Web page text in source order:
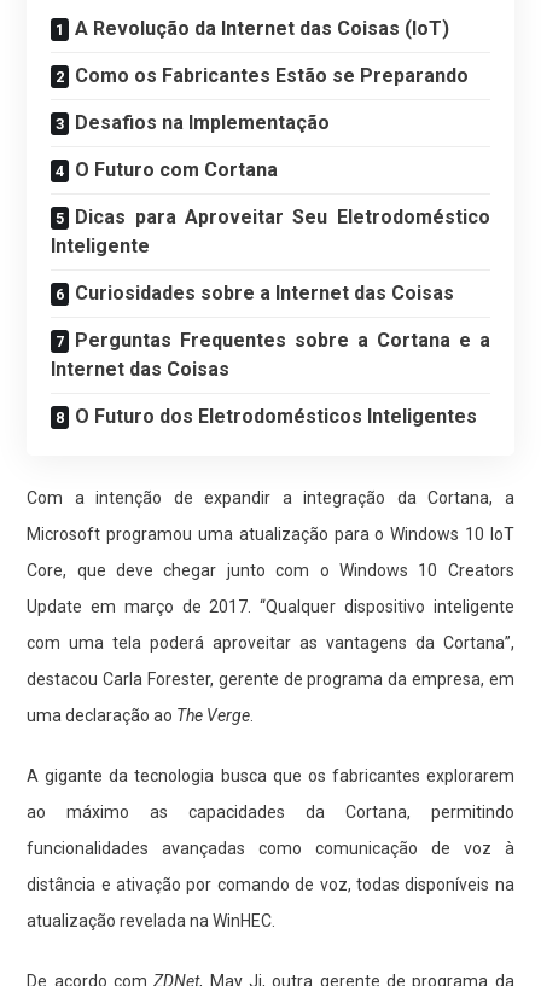
A Revolução da Internet das Coisas (IoT)
Como os Fabricantes Estão se Preparando
Desafios na Implementação
O Futuro com Cortana
Dicas para Aproveitar Seu Eletrodoméstico
Inteligente
Curiosidades sobre a Internet das Coisas
Perguntas Frequentes sobre a Cortana e a
Internet das Coisas
O Futuro dos Eletrodomésticos Inteligentes
Com a intenção de expandir a integração da Cortana, a
Microsoft programou uma atualização para o Windows 10 IoT
Core, que deve chegar junto com o Windows 10 Creators
Update em março de 2017. “Qualquer dispositivo inteligente
com uma tela poderá aproveitar as vantagens da Cortana”,
destacou Carla Forester, gerente de programa da empresa, em
uma declaração ao The Verge
A gigante da tecnologia busca que os fabricantes explorarem
ao máximo as capacidades da Cortana, permitindo
funcionalidades avançadas como comunicação de voz à
distância e ativação por comando de voz, todas disponíveis na
atualização revelada na WinHEC.
De acordo comZDNet, May Ji, outra gerente de programa da